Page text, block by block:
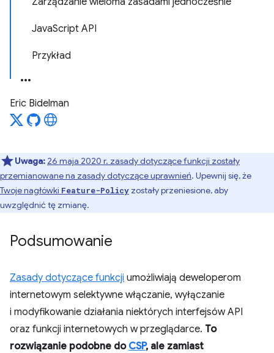
JavaScript API
Przykład
Eric Bidelman
Uwaga: 26 maja 2020 r. zasady dotyczące funkcji zostały
przemianowane na zasady dotyczące uprawnień. Upewnij się, że
Twoje nagłówki Feature-Policy zostały przeniesione, aby
uwzględnić tę zmianę.
Podsumowanie
Zasady dotyczące funkcji umożliwiają deweloperom
internetowym selektywne włączanie, wyłączanie
i modyfikowanie działania niektórych interfejsów API
oraz funkcji internetowych w przeglądarce. To
rozwiązanie podobne do CSP, ale zamiast